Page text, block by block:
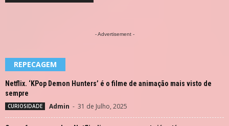
- Advertisement -
REPECAGEM
Netflix. ‘KPop Demon Hunters’ é o filme de animação mais visto de
sempre
CURIOSIDADE Admin - 31 de Julho, 2025